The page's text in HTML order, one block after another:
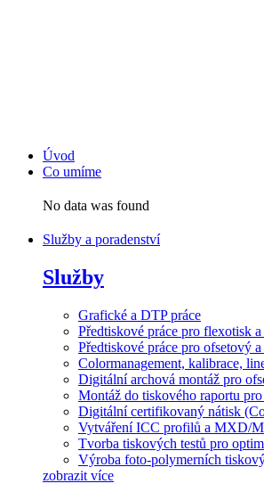
Úvod
Co umíme
No data was found
Služby a poradenství
Služby
Grafické a DTP práce
Předtiskové práce pro flexotisk
Předtiskové práce pro ofsetový
Colormanagement, kalibrace,
Digitální archová montáž pro
Montáž do tiskového raportu
Digitální certifikovaný nátisk
Vytváření ICC profilů a MXD/
Tvorba tiskových testů pro
Výroba foto-polymerních
zobrazit více